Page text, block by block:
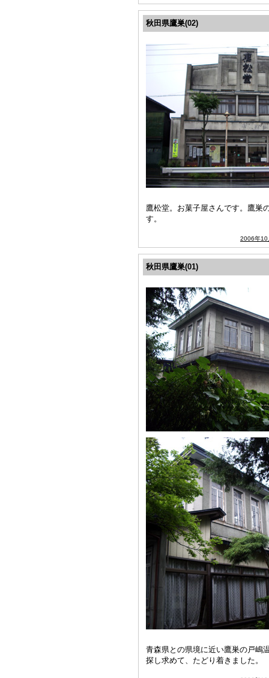
秋田県鷹巣(02)
鷹松堂。お菓子屋さんです。鷹巣
す。
2006年10
秋田県鷹巣(01)
青森県との県境に近い鷹巣の戸嶋
探し求めて、たどり着きました。